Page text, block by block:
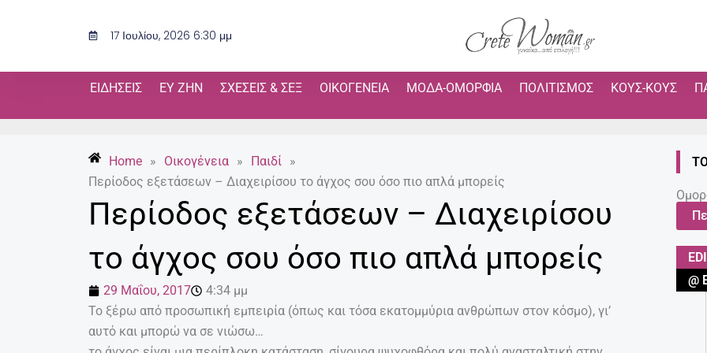
17 Ιουλίου, 2026 6:30 μμ
ΕΙΔΉΣΕΙΣ ΕΥ ΖΗΝ ΣΧΈΣΕΙΣ & ΣΕΞ ΟΙΚΟΓΈΝΕΙΑ ΜΌΔΑ-ΟΜΟΡΦΙΆ ΠΟΛΙΤΙΣΜΌΣ ΚΟΥΣ-ΚΟΥΣ
Home » Οικογένεια » Παιδί »
Περίοδος εξετάσεων – Διαχειρίσου το άγχος σου όσο πιο απλά μπορείς
Περίοδος εξετάσεων – Διαχειρίσου
το άγχος σου όσο πιο απλά μπορείς
29 Μαΐου, 2017
4:34 μμ
Το ξέρω από προσωπική εμπειρία (όπως και τόσα εκατομμύρια ανθρώπων στον κόσμο), γι’
αυτό και μπορώ να σε νιώσω…
@